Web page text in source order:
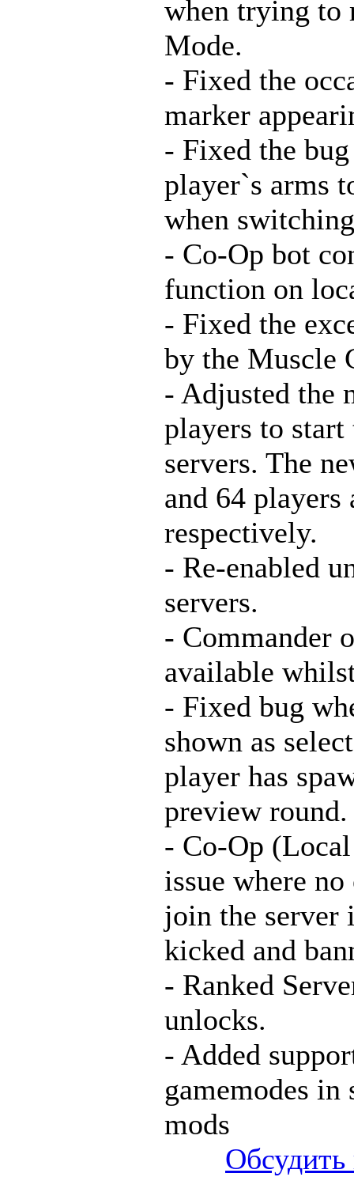
when trying to
Mode.
- Fixed the
marker
- Fixed the
player`s arms
when
- Co-Op bot
function on
- Fixed the
by the Muscle
- Adjusted the
players to start
servers. The
and 64 players
respectively.
- Re-enabled
servers.
- Commander
available
- Fixed bug
shown as
player has
preview round.
- Co-Op
issue where
join the server
kicked and
- Ranked
unlocks.
- Added
gamemodes
mods